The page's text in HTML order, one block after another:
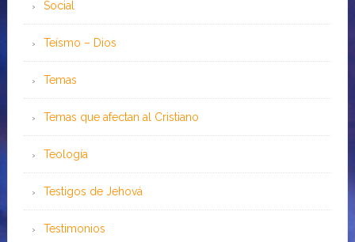
Social
Teísmo – Dios
Temas
Temas que afectan al Cristiano
Teología
Testigos de Jehová
Testimonios